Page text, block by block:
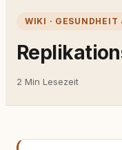
WIKI · GESUNDHEIT
2 Min Lesezeit